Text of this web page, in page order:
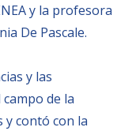
y la profesora
De Pascale.
y las
de la
y contó con la